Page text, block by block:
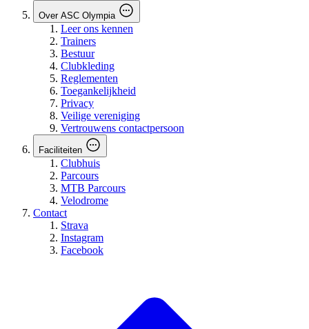
Over ASC Olympia
Leer ons kennen
Trainers
Bestuur
Clubkleding
Reglementen
Toegankelijkheid
Privacy
Veilige vereniging
Vertrouwens contactpersoon
Faciliteiten
Clubhuis
Parcours
MTB Parcours
Velodrome
Contact
Strava
Instagram
Facebook